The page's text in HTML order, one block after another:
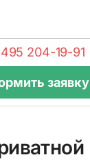
204-19-91
заявку